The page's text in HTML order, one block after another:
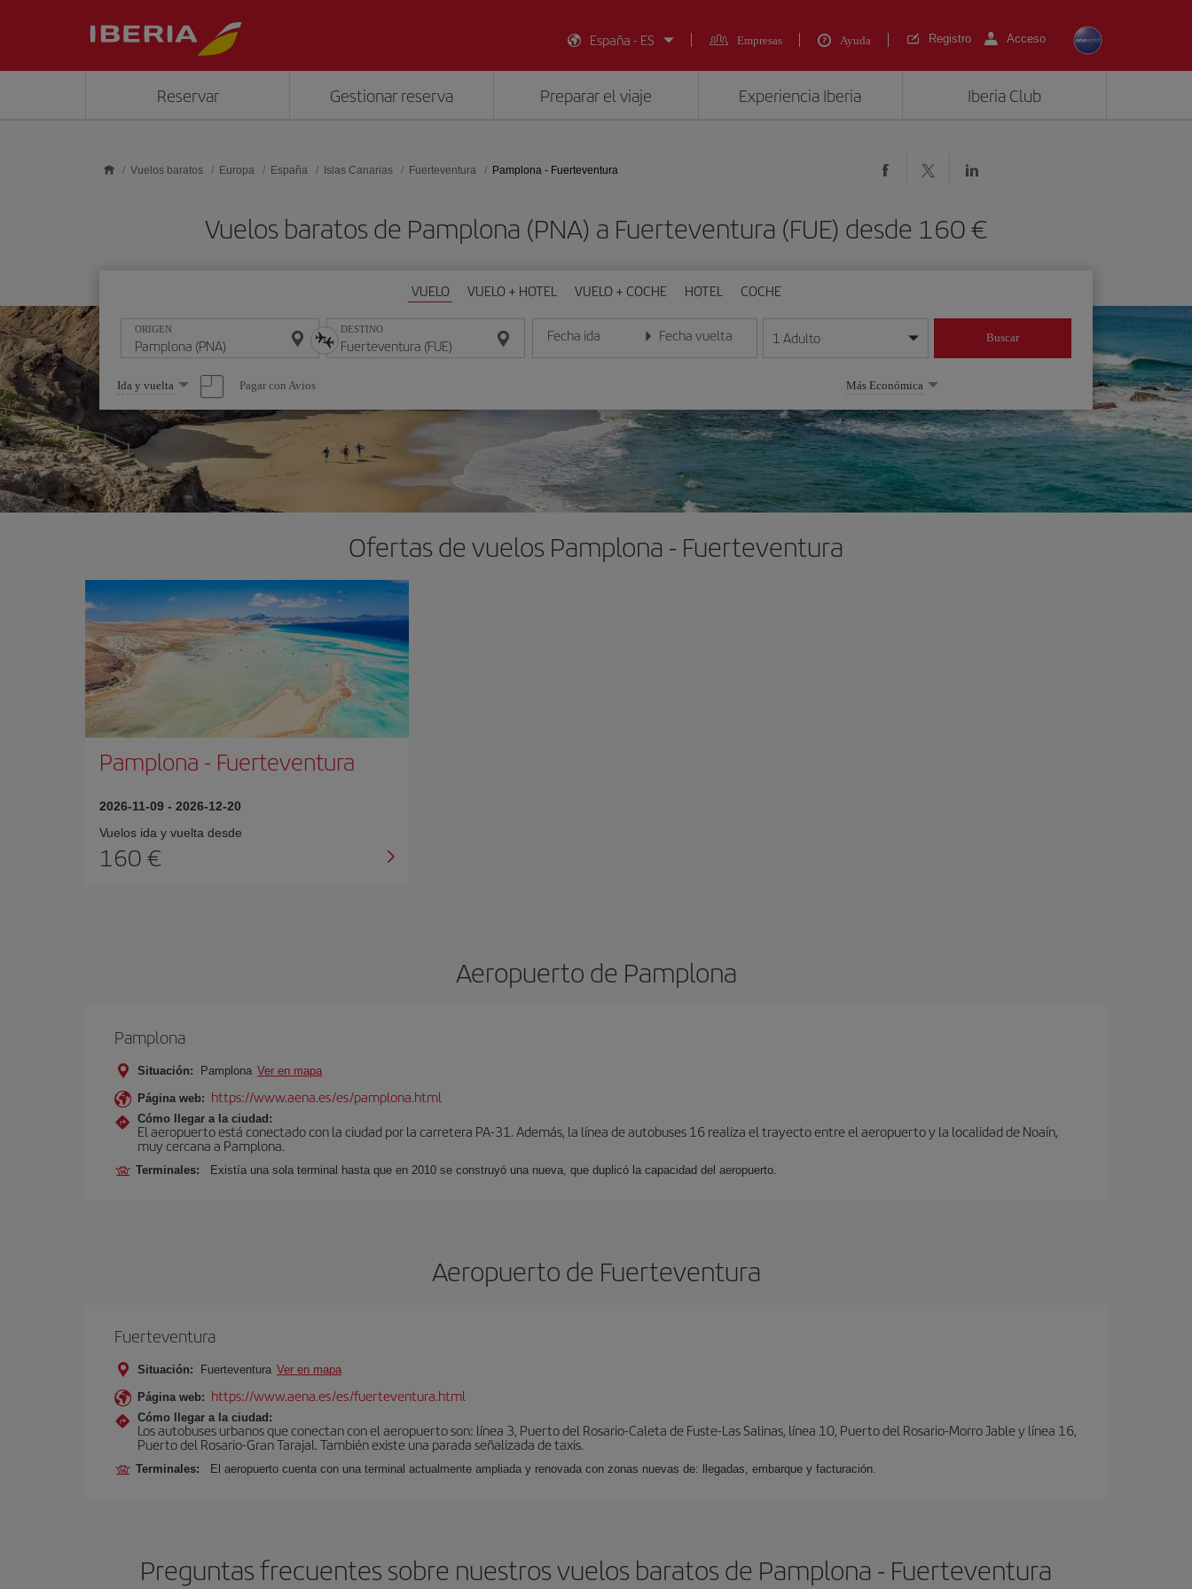
España - ES
Empresas Ayuda Registro Acceso
Reservar Gestionar reserva Preparar el viaje Experiencia Iberia Iberia Club
Vuelos baratos Europa España Islas Canarias Fuerteventura Pamplona - Fuerteventura
Vuelos baratos de Pamplona (PNA) a Fuerteventura (FUE) desde 160 €
VUELO VUELO + HOTEL VUELO + COCHE HOTEL COCHE
ORIGEN DESTINO Fecha ida
Introduce la fecha en formato día/mes/año
Fecha vuelta
Introduce la fecha en formato día/mes/año
1 Adulto Buscar
Seleccione
una
opción
Ida y vuelta Pagar con Avios Más Económica
Ofertas de vuelos Pamplona - Fuerteventura
Pamplona - Fuerteventura
2026-11-09 - 2026-12-20
Vuelos ida y vuelta desde
160 €
Aeropuerto de Pamplona
Pamplona
Situación: Pamplona Ver en mapa
Página web: https://www.aena.es/es/pamplona.html
Cómo llegar a la ciudad:
El aeropuerto está conectado con la ciudad por la carretera PA-31. Además, la línea de autobuses 16 realiza el trayecto entre el aeropuerto y la localidad de Noaín,
muy cercana a Pamplona.
Terminales: Existía una sola terminal hasta que en 2010 se construyó una nueva, que duplicó la capacidad del aeropuerto.
Aeropuerto de Fuerteventura
Fuerteventura
Situación: Fuerteventura Ver en mapa
Página web: https://www.aena.es/es/fuerteventura.html
Cómo llegar a la ciudad:
Los autobuses urbanos que conectan con el aeropuerto son: línea 3, Puerto del Rosario-Caleta de Fuste-Las Salinas, línea 10, Puerto del Rosario-Morro Jable y línea 16,
Puerto del Rosario-Gran Tarajal. También existe una parada señalizada de taxis.
Terminales: El aeropuerto cuenta con una terminal actualmente ampliada y renovada con zonas nuevas de: llegadas, embarque y facturación.
Preguntas frecuentes sobre nuestros vuelos baratos de Pamplona - Fuerteventura